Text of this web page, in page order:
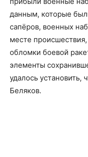
данным, которые
сапёров, военных
месте
обломки боевой
элементы
удалось
Беляков.